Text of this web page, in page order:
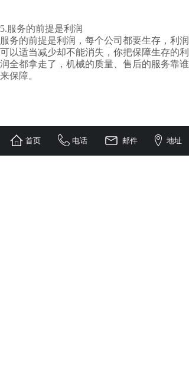
5.服务的前提是利润
服务的前提是利润，每个公司都要生存，利润
可以适当减少却不能消失，你把保障生存的利
润全都拿走了，机械的质量、售后的服务靠谁
来保障。
6.产品的质量在于您的选择
首页 电话 邮件 地址